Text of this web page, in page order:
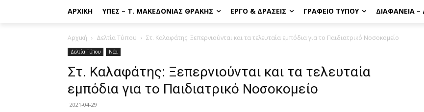
ΑΡΧΙΚΉ ΥΠΕΣ – Τ. ΜΑΚΕΔΟΝΊΑΣ ΘΡΆΚΗΣ ΈΡΓΟ & ΔΡΆΣΕΙΣ ΓΡΑΦΕΊΟ ΤΎΠΟΥ ΔΙΑΦΆΝΕΙΑ
Αρχική Δελτία Τύπου Στ. Καλαφάτης: Ξεπερνιούνται και τα τελευταία εμπόδια για το Παιδιατρικό Νοσοκομείο
Δελτία Τύπου Νέα
Στ. Καλαφάτης: Ξεπερνιούνται και τα τελευταία
εμπόδια για το Παιδιατρικό Νοσοκομείο
2021-04-29